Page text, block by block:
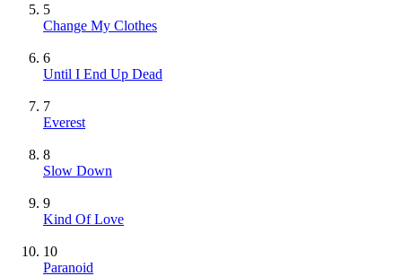
5
Change My Clothes
6
Until I End Up Dead
7
Everest
8
Slow Down
9
Kind Of Love
10
Paranoid